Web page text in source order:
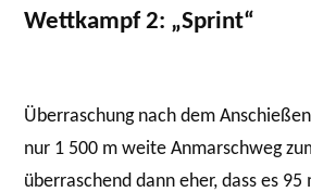
Wettkampf 2: „Sprint“
Überraschung nach dem
nur 1 500 m weite Anmarschweg
überraschend dann eher, dass es 95